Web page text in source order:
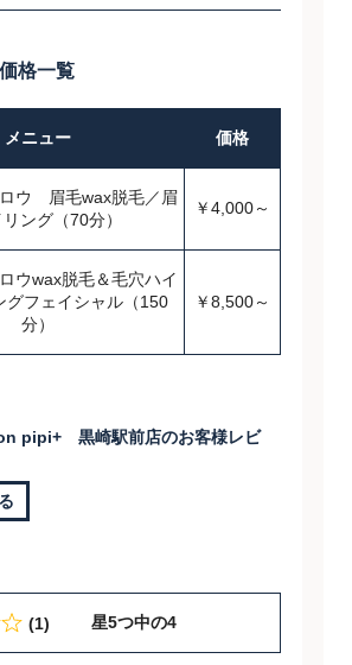
格一覧
メニュー 価格
ウ 眉毛wax脱毛／眉
ング（70分）
￥4,000～
ウwax脱毛＆毛穴ハイ
グフェイシャル（150
分）
￥8,500～
pipi+ 黒崎駅前店のお客様レビ
(1) 星5つ中の4